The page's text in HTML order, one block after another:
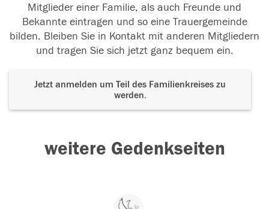
Mitglieder einer Familie, als auch Freunde und
Bekannte eintragen und so eine Trauergemeinde
bilden. Bleiben Sie in Kontakt mit anderen Mitgliedern
und tragen Sie sich jetzt ganz bequem ein.
Jetzt anmelden um Teil des Familienkreises zu
werden.
weitere Gedenkseiten